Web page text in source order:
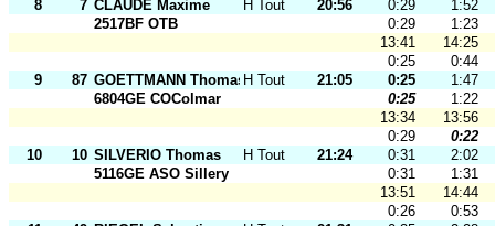
8
7 CLAUDE Maxime H Tout Ages20:56 0:29
1:52
2517BF OTB
0:29
1:23
13:41
14:25
0:25
0:44
9
87 GOETTMANN Thomas H Tout Ages21:05 0:25
1:47
6804GE COColmar
0:25
1:22
13:34
13:56
0:29
0:22
10
10 SILVERIO Thomas H Tout Ages21:24 0:31
2:02
5116GE ASO Sillery
0:31
1:31
13:51
14:44
0:26
0:53